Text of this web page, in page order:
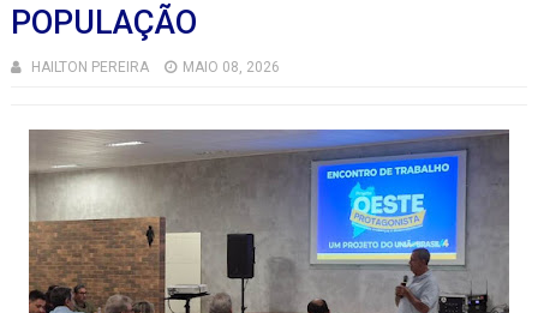
POPULAÇÃO
HAILTON PEREIRA MAIO 08, 2026